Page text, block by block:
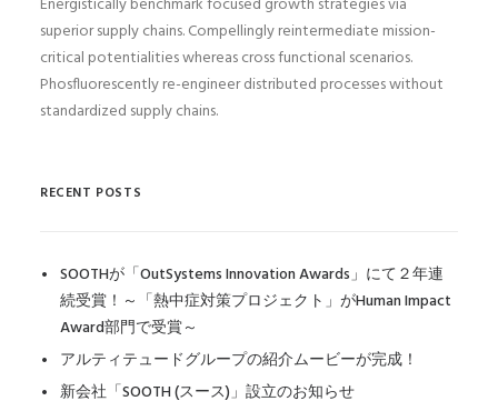
superior supply chains. Compellingly reintermediate mission-
critical potentialities whereas cross functional scenarios.
Phosfluorescently re-engineer distributed processes without
standardized supply chains.
RECENT POSTS
SOOTHが「OutSystems Innovation Awards」にて２年連
続受賞！～「熱中症対策プロジェクト」がHuman Impact
Award部門で受賞～
アルティテュードグループの紹介ムービーが完成！
新会社「SOOTH (スース)」設立のお知らせ